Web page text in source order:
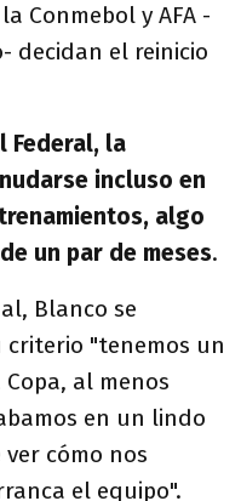
Conmebol y AFA -
decidan el reinicio
Federal, la
incluso en
algo
un par de meses.
Blanco se
criterio "tenemos un
al menos
en un lindo
cómo nos
el equipo".